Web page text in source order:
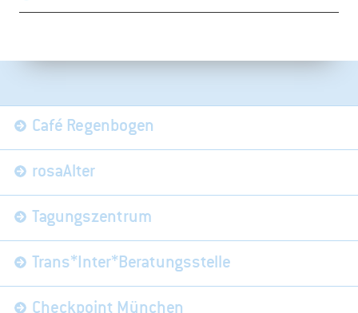
überspringenCafé Regenbogen
rosaAlter
Tagungszentrum
Trans*Inter*Beratungsstelle
Checkpoint München